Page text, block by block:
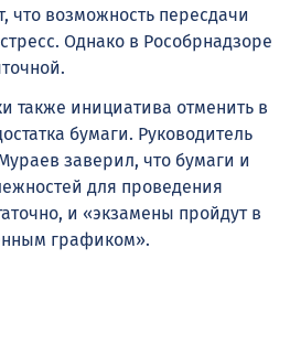
что возможность пересдачи
Однако в Рособрнадзоре
также инициатива отменить в
бумаги. Руководитель
заверил, что бумаги и
для проведения
и «экзамены пройдут в
графиком».